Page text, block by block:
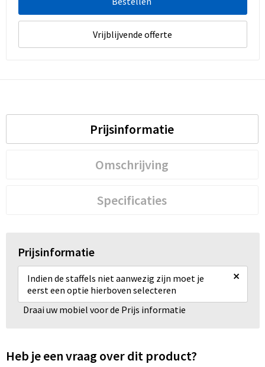
Vrijblijvende offerte
Prijsinformatie
Omschrijving
Specificaties
Prijsinformatie
Indien de staffels niet aanwezig zijn moet je
eerst een optie hierboven selecteren
×
Draai uw mobiel voor de Prijs informatie
Heb je een vraag over dit product?